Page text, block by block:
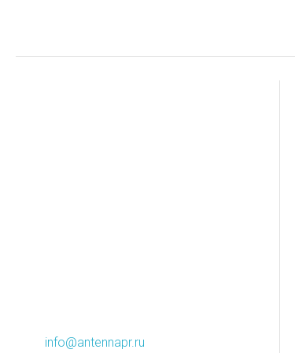
info@antennapr.ru